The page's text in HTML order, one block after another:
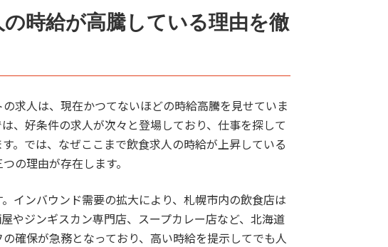
の時給が高騰している理由を徹
求人は、現在かつてないほどの時給高騰を見せていま
、好条件の求人が次々と登場しており、仕事を探して
。では、なぜここまで飲食求人の時給が上昇している
の理由が存在します。
インバウンド需要の拡大により、札幌市内の飲食店は
やジンギスカン専門店、スープカレー店など、北海道
確保が急務となっており、高い時給を提示してでも人